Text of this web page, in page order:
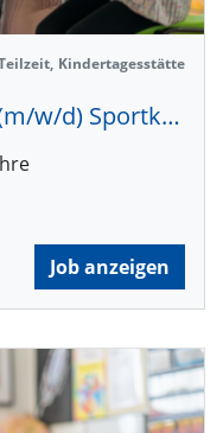
, Kindertagesstätte
Pädagogische Fachkraft (m/w/d) Sportkita Freiberg
Job anzeigen